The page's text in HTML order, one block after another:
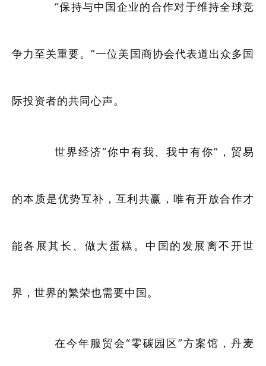
“保持与中国企业的合作对于维持全球竞
争力至关重要。”一位美国商协会代表道出众多国
际投资者的共同心声。
世界经济“你中有我、我中有你”，贸易
的本质是优势互补，互利共赢，唯有开放合作才
能各展其长、做大蛋糕。中国的发展离不开世
界，世界的繁荣也需要中国。
在今年服贸会“零碳园区”方案馆，丹麦